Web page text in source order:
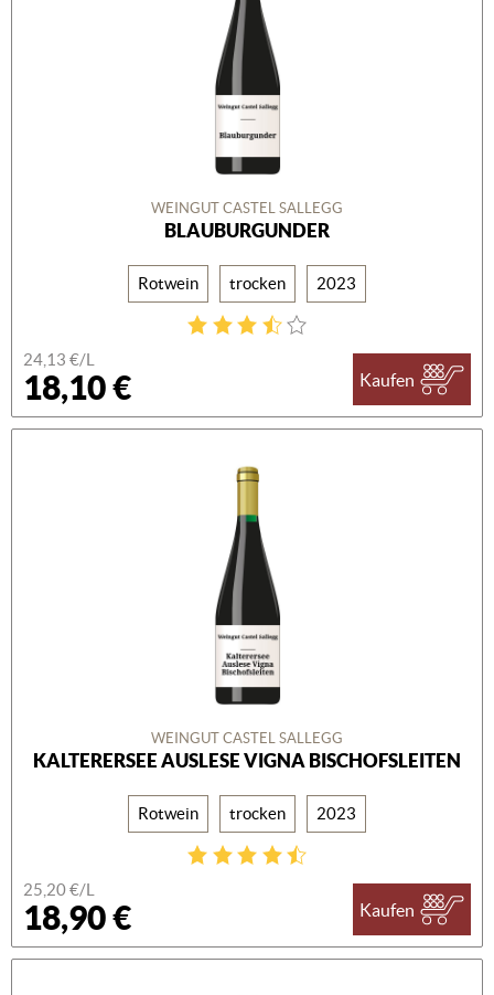
WEINGUT CASTEL SALLEGG
BLAUBURGUNDER
Rotwein trocken 2023
24,13 €/L
18,10 € Kaufen
WEINGUT CASTEL SALLEGG
KALTERERSEE AUSLESE VIGNA BISCHOFSLEITEN
Rotwein trocken 2023
25,20 €/L
18,90 € Kaufen